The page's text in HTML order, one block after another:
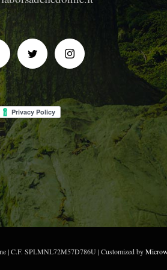
| C.F. SPLMNL72M57D786U | Customized by